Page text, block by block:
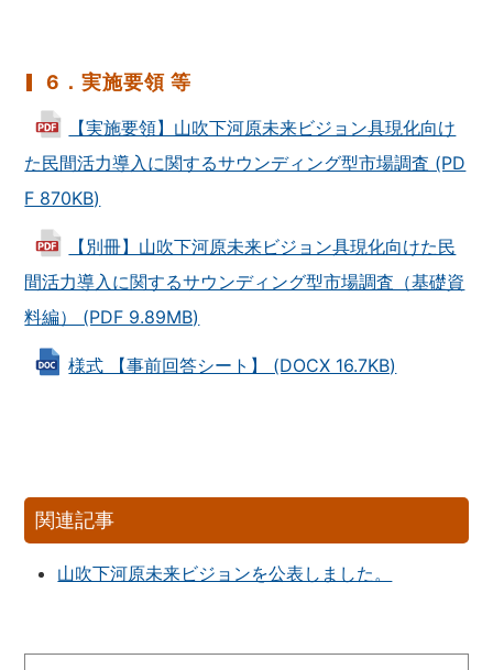
6．実施要領 等
【実施要領】山吹下河原未来ビジョン具現化向け
た民間活力導入に関するサウンディング型市場調査 (PD
F 870KB)
【別冊】山吹下河原未来ビジョン具現化向けた民
間活力導入に関するサウンディング型市場調査（基礎資
料編） (PDF 9.89MB)
様式 【事前回答シート】 (DOCX 16.7KB)
関連記事
山吹下河原未来ビジョンを公表しました。